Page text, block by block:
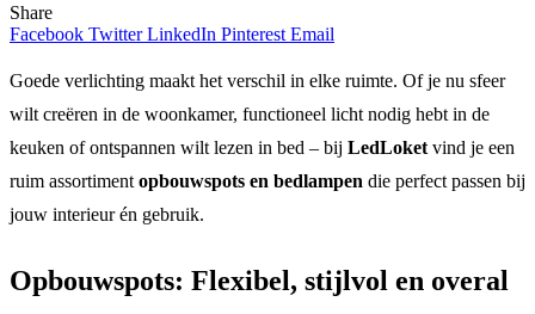
Share
Facebook Twitter LinkedIn Pinterest Email
Goede verlichting maakt het verschil in elke ruimte. Of je nu sfeer
wilt creëren in de woonkamer, functioneel licht nodig hebt in de
keuken of ontspannen wilt lezen in bed – bij LedLoket vind je een
ruim assortiment opbouwspots en bedlampen die perfect passen bij
jouw interieur én gebruik.
Opbouwspots: Flexibel, stijlvol en overal